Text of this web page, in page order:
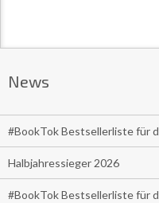
News
#BookTok Bestsellerliste für
Halbjahressieger 2026
#BookTok Bestsellerliste für